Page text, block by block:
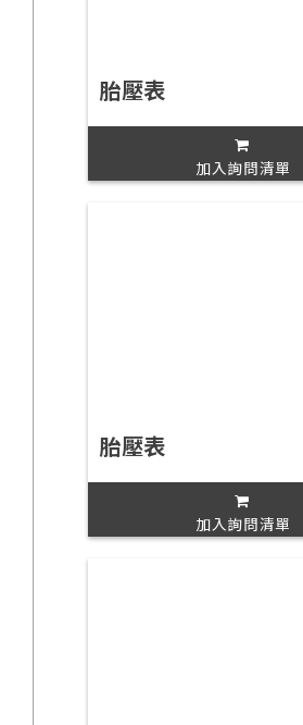
胎壓表
加入詢問清單
胎壓表
加入詢問清單